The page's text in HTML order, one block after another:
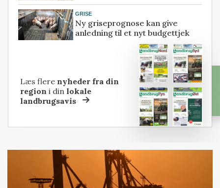
GRISE
Ny griseprognose kan give
anledning til et nyt budgettjek
Læs flere nyheder fra din
region i dinlokale
landbrugsavis